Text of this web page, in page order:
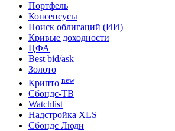
Портфель
Консенсусы
Поиск облигаций (ИИ)
Кривые доходности
ЦФА
Best bid/ask
Золото
Крипто new
Сбондс-ТВ
Watchlist
Надстройка XLS
Сбондс Люди